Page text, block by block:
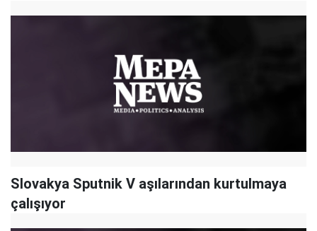
Slovakya Sputnik V aşılarından kurtulmaya
çalışıyor